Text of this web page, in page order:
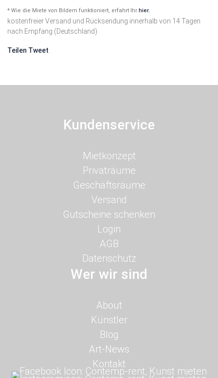
* Wie die Miete von Bildern funktioniert, erfahrt Ihr hier.
kostenfreier Versand und Rücksendung innerhalb von 14 Tagen
nach Empfang (Deutschland)
Teilen Tweet
Kundenservice
Navigation
überspringen
Mietkonzept
Privaträume
Geschäftsräume
Versand
Gutscheine schenken
Login
AGB
Datenschutz
Wer wir sind
Navigation
überspringen
About
Künstler
Blog
Art-News
Kontakt